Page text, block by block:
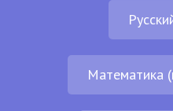
Математика